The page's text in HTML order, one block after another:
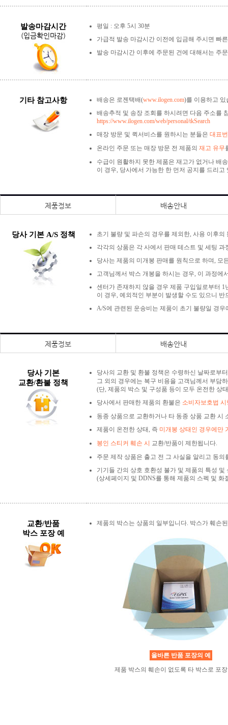
발송마감시간
(입금확인마감)
평일 : 오후 5시 30분
가급적 발송 마감시간 이전에 입금해 주시면 빠
발송 마감시간 이후에 주문된 건에 대해서는 주
기타 참고사항 배송은 로젠택배(www.ilogen.com)를 이용하고 있
배송추적 및 송장 조회를 하시려면 다음 주소를
https://www.ilogen.com/web/personal/tkSearch
매장 방문 및 퀵서비스를 원하시는 분들은 대표
온라인 주문 또는 매장 방문 전 제품의 재고 유무
수급이 원활하지 못한 제품은 재고가 없거나 배
이 경우, 당사에서 가능한 한 먼저 공지를 드리고
제품정보 배송안내
당사 기본 A/S 정책
초기 불량 및 파손의 경우를 제외한, 사용 이후
각각의 상품은 각 사에서 판매 테스트 및 세팅
당사는 제품의 미개봉 판매를 원칙으로 하며, 모
고객님께서 박스 개봉을 하시는 경우, 이 과정에
센터가 존재하지 않을 경우 제품 구입일로부터
이 경우, 예외적인 부분이 발생할 수도 있으니
A/S에 관련된 운송비는 제품이 초기 불량일 경
제품정보 배송안내
당사 기본
교환/환불 정책
당사의 교환 및 환불 정책은 수령하신 날짜로부
그 외의 경우에는 복구 비용을 고객님께서 부담
(단, 제품의 박스 및 구성품 등이 모두 온전한 상
당사에서 판매한 제품의 환불은 소비자보호법 시
동종 상품으로 교환하거나 타 동종 상품 교환 시
제품이 온전한 상태, 즉 미개봉 상태인 경우에만
봉인 스티커 훼손 시
교환/반품이 제한됩니다.
주문 제작 상품은 출고 전 그 사실을 알리고 동
기기들 간의 상호 호환성 불가 및 제품의 특성
(상세페이지 및 DDNS를 통해 제품의 스펙 및 화
교환/반품
박스 포장 예
제품의 박스는 상품의 일부입니다. 박스가 훼손
올바른 반품 포장의 예
제품 박스의 훼손이 없도록 타 박스로 포